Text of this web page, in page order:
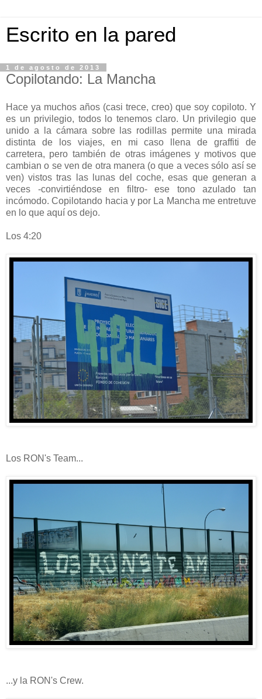
Escrito en la pared
1 de agosto de 2013
Copilotando: La Mancha
Hace ya muchos años (casi trece, creo) que soy copiloto. Y
es un privilegio, todos lo tenemos claro. Un privilegio que
unido a la cámara sobre las rodillas permite una mirada
distinta de los viajes, en mi caso llena de graffiti de
carretera, pero también de otras imágenes y motivos que
cambian o se ven de otra manera (o que a veces sólo así se
ven) vistos tras las lunas del coche, esas que generan a
veces -convirtiéndose en filtro- ese tono azulado tan
incómodo. Copilotando hacia y por La Mancha me entretuve
en lo que aquí os dejo.
Los 4:20
Los RON's Team...
...y la RON's Crew.